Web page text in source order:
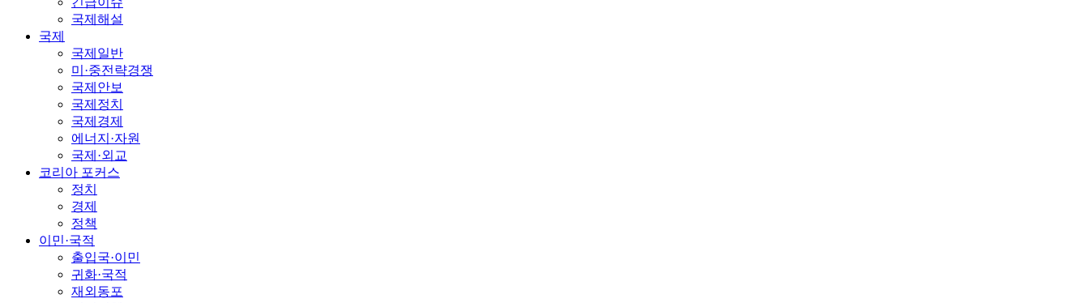
국제해설
국제
국제일반
미·중전략경쟁
국제안보
국제정치
국제경제
에너지·자원
국제·외교
코리아 포커스
정치
경제
정책
이민·국적
출입국·이민
귀화·국적
재외동포